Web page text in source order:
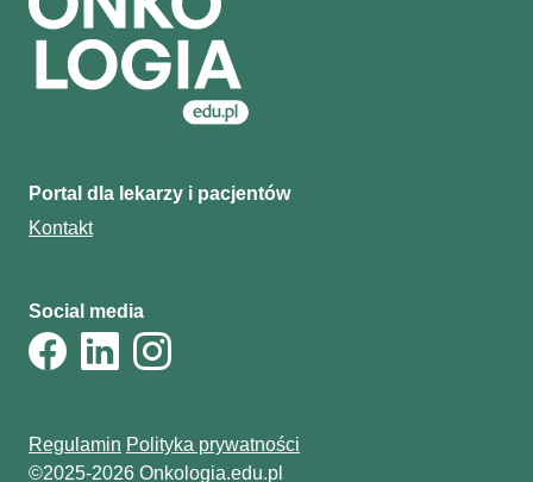
Portal dla lekarzy i pacjentów
Kontakt
Social media
Regulamin Polityka prywatności
©2025-2026 Onkologia.edu.pl